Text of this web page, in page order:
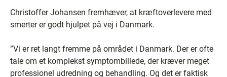
Christoffer Johansen fremhæver, at kræftoverlevere med
smerter er godt hjulpet på vej i Danmark.
”Vi er ret langt fremme på området i Danmark. Der er ofte
tale om et komplekst symptombillede, der kræver meget
professionel udredning og behandling. Og det er faktisk